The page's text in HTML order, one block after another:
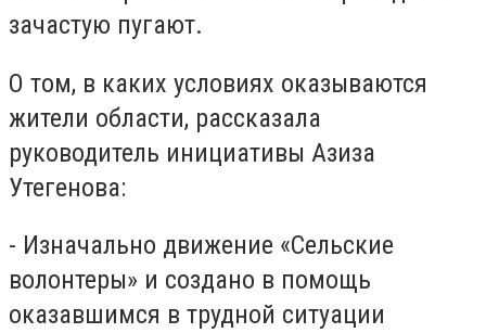
зачастую пугают.
О том, в каких условиях оказываются
жители области, рассказала
руководитель инициативы Азиза
Утегенова:
- Изначально движение «Сельские
волонтеры» и создано в помощь
оказавшимся в трудной ситуации